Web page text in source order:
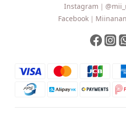
Instagram｜
Facebook｜